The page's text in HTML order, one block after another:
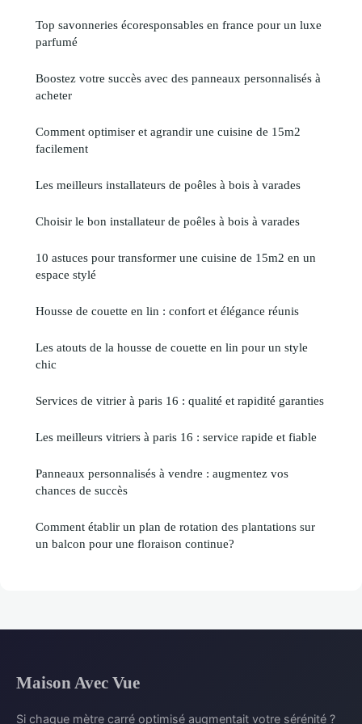
Top savonneries écoresponsables en france pour un luxe
parfumé
Boostez votre succès avec des panneaux personnalisés à
acheter
Comment optimiser et agrandir une cuisine de 15m2
facilement
Les meilleurs installateurs de poêles à bois à varades
Choisir le bon installateur de poêles à bois à varades
10 astuces pour transformer une cuisine de 15m2 en un
espace stylé
Housse de couette en lin : confort et élégance réunis
Les atouts de la housse de couette en lin pour un style
chic
Services de vitrier à paris 16 : qualité et rapidité garanties
Les meilleurs vitriers à paris 16 : service rapide et fiable
Panneaux personnalisés à vendre : augmentez vos
chances de succès
Comment établir un plan de rotation des plantations sur
un balcon pour une floraison continue?
Maison Avec Vue
Si chaque mètre carré optimisé augmentait votre sérénité ?